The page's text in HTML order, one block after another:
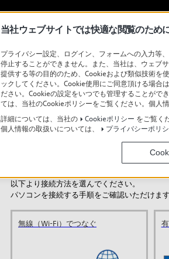
ブラビアにパソコンをつなぐ
以下より接続方法を選んでください。
パソコンを接続する手順をご確認いただけます
無線（Wi-Fi）でつなぐ
当社ウェブサイトでは快適な閲覧のため
プライバシー設定、ログイン、フォームへの入力等
停止することができません。また、当社は、ウェブ
提供する等の目的のため、Cookieおよび類似技術を
ックしてください。Cookie使用にご同意頂ける場合
ださい。Cookieの設定をいつでも管理することがで
ては、当社のCookieポリシーをご覧ください。個人
詳細については、当社の
Cookieポリシー をご覧く
個人情報の取扱いについては、
プライバシーポリ